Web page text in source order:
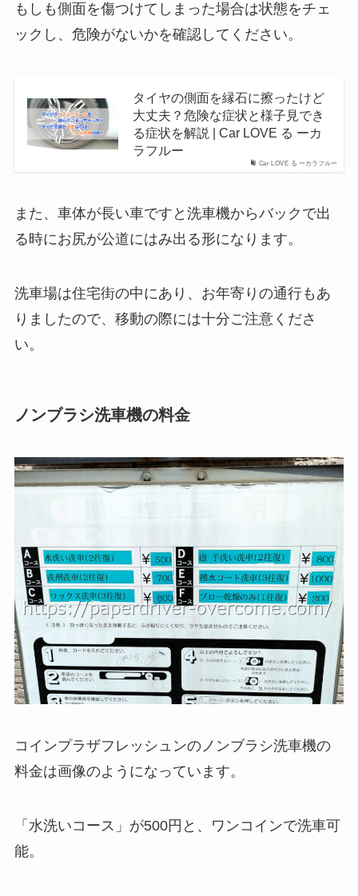
もしも側面を傷つけてしまった場合は状態をチェ
ックし、危険がないかを確認してください。
Car LOVE る ーカラフルー
タイヤの側面を縁石に擦ったけど
大丈夫？危険な症状と様子見でき
る症状を解説 | Car LOVE る ーカ
ラフルー
また、車体が長い車ですと洗車機からバックで出
る時にお尻が公道にはみ出る形になります。
洗車場は住宅街の中にあり、お年寄りの通行もあ
りましたので、移動の際には十分ご注意くださ
い。
ノンブラシ洗車機の料金
コインプラザフレッシュンのノンブラシ洗車機の
料金は画像のようになっています。
「水洗いコース」が500円と、ワンコインで洗車可
能。